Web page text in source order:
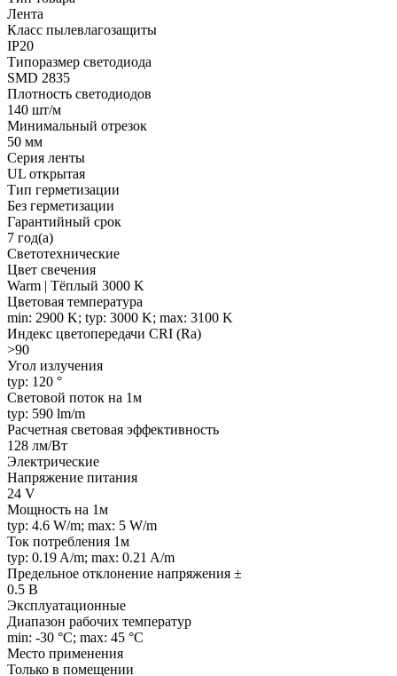
Лента
Класс пылевлагозащиты
IP20
Типоразмер светодиода
SMD 2835
Плотность светодиодов
140 шт/м
Минимальный отрезок
50 мм
Серия ленты
UL открытая
Тип герметизации
Без герметизации
Гарантийный срок
7 год(а)
Светотехнические
Цвет свечения
Warm | Тёплый 3000 K
Цветовая температура
min: 2900 K; typ: 3000 K; max: 3100 K
Индекс цветопередачи CRI (Ra)
>90
Угол излучения
typ: 120 °
Световой поток на 1м
typ: 590 lm/m
Расчетная световая эффективность
128 лм/Вт
Электрические
Напряжение питания
24 V
Мощность на 1м
typ: 4.6 W/m; max: 5 W/m
Ток потребления 1м
typ: 0.19 A/m; max: 0.21 A/m
Предельное отклонение напряжения ±
0.5 В
Эксплуатационные
Диапазон рабочих температур
min: -30 °C; max: 45 °C
Место применения
Только в помещении